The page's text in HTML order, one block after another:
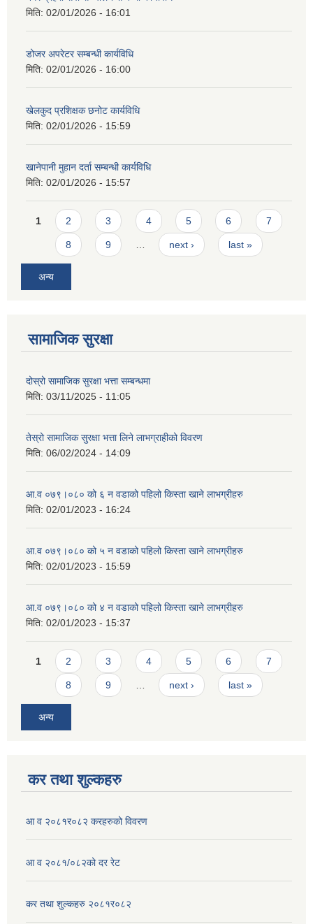
मिति: 02/01/2026 - 16:01
डोजर अपरेटर सम्बन्धी कार्यविधि
मिति: 02/01/2026 - 16:00
खेलकुद प्रशिक्षक छनोट कार्यविधि
मिति: 02/01/2026 - 15:59
खानेपानी मुहान दर्ता सम्बन्धी कार्यविधि
मिति: 02/01/2026 - 15:57
Pages
1 2 3 4 5 6 7
8 9 next › last »
अन्य
सामाजिक सुरक्षा
दोस्रो सामाजिक सुरक्षा भत्ता सम्बन्धमा
मिति: 03/11/2025 - 11:05
तेस्रो सामाजिक सुरक्षा भत्ता लिने लाभग्राहीको विवरण
मिति: 06/02/2024 - 14:09
आ.व ०७९।०८० को ६ न‌‍ वडाको पहिलो किस्ता खाने लाभग्रीहरु
मिति: 02/01/2023 - 16:24
आ.व ०७९।०८० को ५ न‌‍ वडाको पहिलो किस्ता खाने लाभग्रीहरु
मिति: 02/01/2023 - 15:59
आ.व ०७९।०८० को ४ न‌‍ वडाको पहिलो किस्ता खाने लाभग्रीहरु
मिति: 02/01/2023 - 15:37
Pages
1 2 3 4 5 6 7
8 9 next › last »
अन्य
कर तथा शुल्कहरु
आ व २०८१र०८२ करहरुको विवरण
आ व २०८१/०८२को दर रेट
कर तथा शुल्कहरु २०८१र०८२